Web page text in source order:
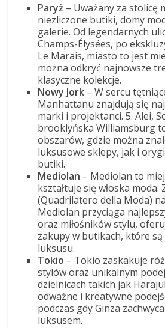
Paryż – Uważany za stolicę
niezliczone butiki, domy
galerie. Od legendarnych
Champs-Élysées, po
Le Marais, miasto to jest
można odkryć najnowsze
klasyczne kolekcje.
Nowy Jork – W sercu
Manhattanu znajdują się
marki i projektanci. 5. Alei,
brooklyńska Williamsburg
obszarów, gdzie można
luksusowe sklepy, jak i
butiki.
Mediolan – Mediolan to
kształtuje się włoska moda.
(Quadrilatero della Moda)
Mediolan przyciąga
oraz miłośników stylu,
zakupy w butikach, które
luksusu.
Tokio – Tokio zaskakuje
stylów oraz unikalnym
dzielnicach takich jak
odważne i kreatywne
podczas gdy Ginza
luksusem.